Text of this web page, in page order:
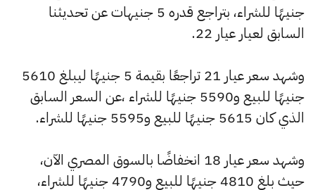
جنيهًا للشراء، بتراجع قدره 5 جنيهات عن تحديثنا
السابق لعيار عيار 22.
وشهد سعر عيار 21 تراجعًا بقيمة 5 جنيهًا ليبلغ 5610
جنيهًا للبيع و5590 جنيهًا للشراء ،عن السعر السابق
الذي كان 5615 جنيهًا للبيع و5595 جنيهًا للشراء.
وشهد سعر عيار 18 انخفاضًا بالسوق المصري الآن،
حيث بلغ 4810 جنيهًا للبيع و4790 جنيهًا للشراء،